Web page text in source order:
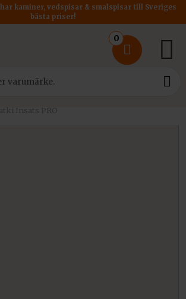
kaminer, vedspisar & smalspisar till Sveriges
bästa priser!
0